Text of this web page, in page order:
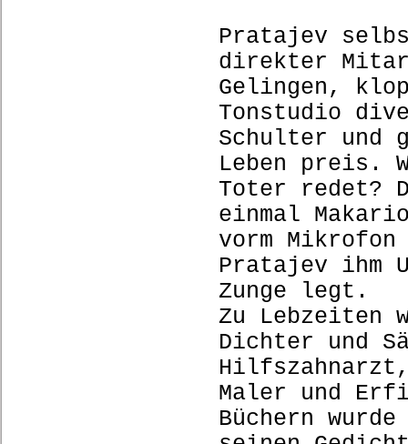
Pratajev
direkter
Gelingen,
Tonstudio
Schulter und
Leben preis.
Toter redet?
einmal
vorm
Pratajev ihm
Zunge legt.
Zu Lebzeiten
Dichter und
Maler und
Büchern